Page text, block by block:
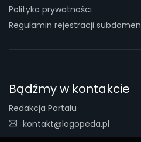
Polityka prywatności
Regulamin rejestracji subdomen
Bądźmy w kontakcie
Redakcja Portalu
kontakt@logopeda.pl